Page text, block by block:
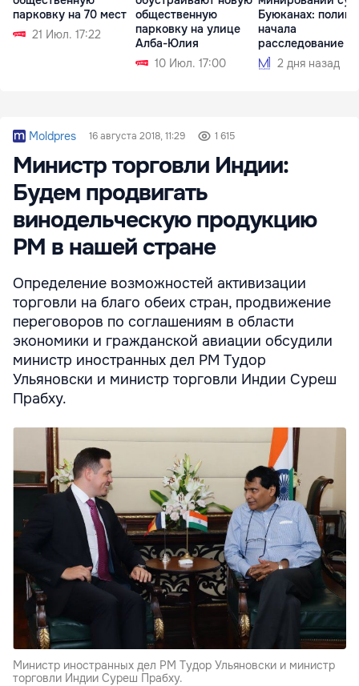
парковку на 70 мест
21 Июл. 17:22
общественную
парковку на улице
Алба-Юлия
10 Июл. 17:00
Буюканах:
начала
расследование
2 дня назад
Moldpres 16 августа 2018, 11:29 1 615
Министр торговли Индии:
Будем продвигать
винодельческую продукцию
РМ в нашей стране
Определение возможностей активизации
торговли на благо обеих стран, продвижение
переговоров по соглашениям в области
экономики и гражданской авиации обсудили
министр иностранных дел РМ Тудор
Ульяновски и министр торговли Индии Суреш
Прабху.
Министр иностранных дел РМ Тудор Ульяновски и министр
торговли Индии Суреш Прабху.